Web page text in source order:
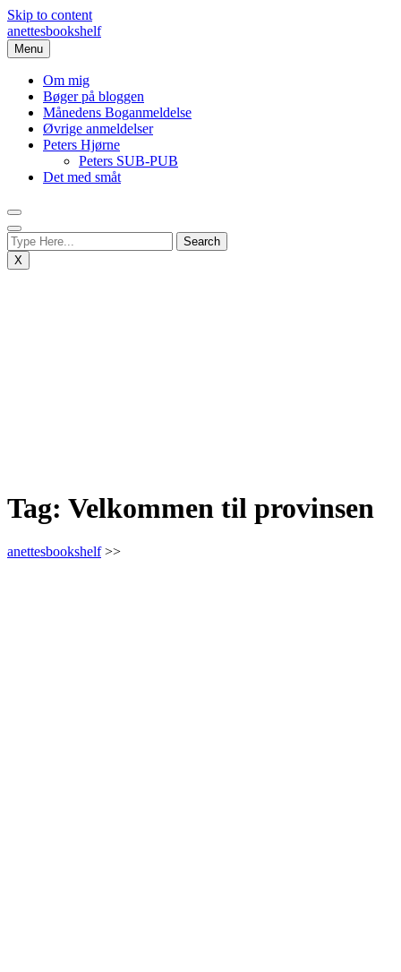
Skip to content
anettesbookshelf
Menu
Om mig
Bøger på bloggen
Månedens Boganmeldelse
Øvrige anmeldelser
Peters Hjørne
Peters SUB-PUB
Det med småt
X
Tag: Velkommen til provinsen
anettesbookshelf>>